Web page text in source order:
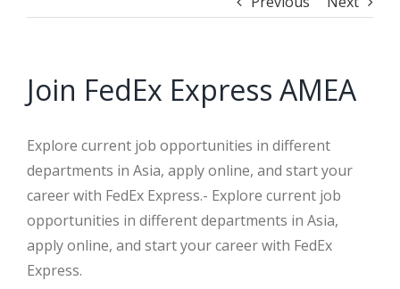
Join FedEx Express AMEA
Explore current job opportunities in different
departments in Asia, apply online, and start your
career with FedEx Express.- Explore current job
opportunities in different departments in Asia,
apply online, and start your career with FedEx
Express.